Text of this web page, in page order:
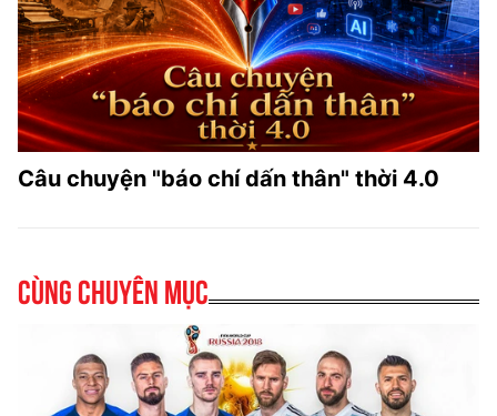
Câu chuyện "báo chí dấn thân" thời 4.0
Cùng chuyên mục